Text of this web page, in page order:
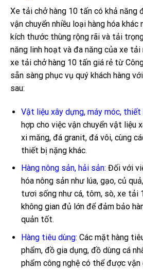
Xe tải chở hàng 10 tấn có khả năng
vận chuyển nhiều loại hàng hóa khác
kích thước thùng rộng rãi và tải
năng linh hoạt và đa năng của xe tải
xe tải chở hàng 10 tấn giá rẻ từ
sẵn sàng phục vụ quý khách hàng
sau:
Vật liệu xây dựng, máy móc, thiết
hợp cho việc vận chuyển vật liệu
xi măng, đá granit, đá vôi, cùng
thiết bị nặng khác.
Hàng nông sản, hải sản: Đối với
hóa nông sản như lúa, gạo, củ
tươi sống như cá, tôm, sò, xe tải
không gian đủ lớn để đảm bảo
quản tốt.
Hàng tiêu dùng: Các mặt hàng
phẩm, đồ gia dụng, đồ dùng cá
phẩm công nghệ có thể được vận